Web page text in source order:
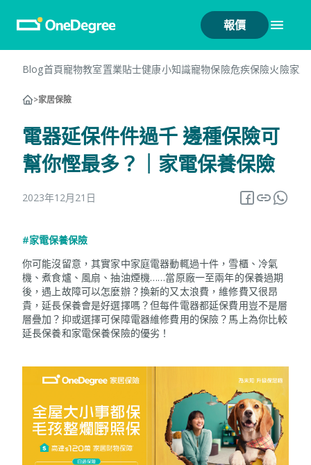
報價
Blog首頁寵物教室置業貼士健康小知識寵物保險危疾保險火險家
>家居保險
電器延保件件過千 邊種保險可
幫你慳最多？｜家電保養保險
2023年12月21日
#家電保養保險
你可能沒留意，其實家中家庭電器動輒過十件，雪櫃、冷氣
機、煮食爐、風扇、抽油煙機……當原廠一至兩年的保養過期
後，遇上故障可以怎麼辦？換新的又太浪費，維修費又很昂
貴，延長保養會是好選擇嗎？但每件電器都延保費用豈不是層
層疊加？抑或選擇可保障電器維修費用的保險？馬上為你比較
延長保養和家電保養保險的優劣！